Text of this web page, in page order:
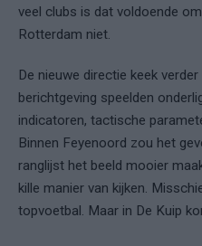
veel clubs is dat voldoende
Rotterdam niet.
De nieuwe directie keek
berichtgeving speelden
indicatoren, tactische
Binnen Feyenoord zou het
ranglijst het beeld mooier
kille manier van kijken.
topvoetbal. Maar in De Kuip